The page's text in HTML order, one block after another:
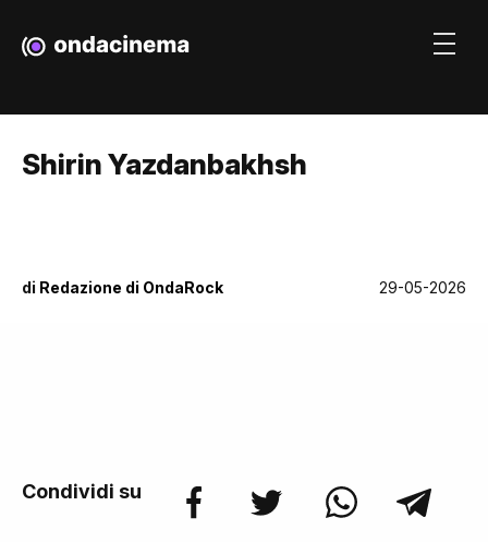
Shirin Yazdanbakhsh
di Redazione di OndaRock 29-05-2026
Condividi su